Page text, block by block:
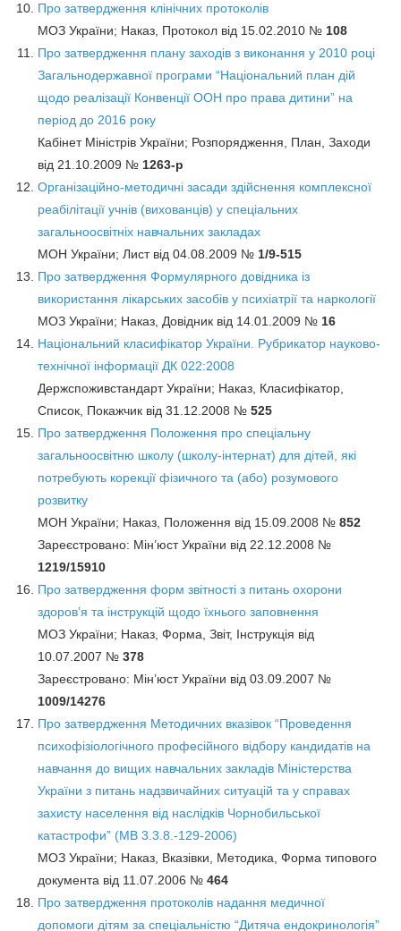
Про затвердження клінічних протоколів
МОЗ України; Наказ, Протокол від 15.02.2010 № 108
Про затвердження плану заходів з виконання у 2010 році
Загальнодержавної програми “Національний план дій
щодо реалізації Конвенції ООН про права дитини” на
період до 2016 року
Кабінет Міністрів України; Розпорядження, План, Заходи
від 21.10.2009 № 1263-р
Організаційно-методичні засади здійснення комплексної
реабілітації учнів (вихованців) у спеціальних
загальноосвітніх навчальних закладах
МОН України; Лист від 04.08.2009 № 1/9-515
Про затвердження Формулярного довідника із
використання лікарських засобів у психіатрії та наркології
МОЗ України; Наказ, Довідник від 14.01.2009 № 16
Національний класифікатор України. Рубрикатор науково-
технічної інформації ДК 022:2008
Держспоживстандарт України; Наказ, Класифікатор,
Список, Покажчик від 31.12.2008 №525
Про затвердження Положення про спеціальну
загальноосвітню школу (школу-інтернат) для дітей, які
потребують корекції фізичного та (або) розумового
розвитку
МОН України; Наказ, Положення від 15.09.2008 №852
Зареєстровано: Мін’юст України від 22.12.2008 №
1219/15910
Про затвердження форм звітності з питань охорони
здоров’я та інструкцій щодо їхнього заповнення
МОЗ України; Наказ, Форма, Звіт, Інструкція від
10.07.2007 №378
Зареєстровано: Мін’юст України від 03.09.2007 №
1009/14276
Про затвердження Методичних вказівок “Проведення
психофізіологічного професійного відбору кандидатів на
навчання до вищих навчальних закладів Міністерства
України з питань надзвичайних ситуацій та у справах
захисту населення від наслідків Чорнобильської
катастрофи” (МВ 3.3.8.-129-2006)
МОЗ України; Наказ, Вказівки, Методика, Форма типового
документа від 11.07.2006 №464
Про затвердження протоколів надання медичної
допомоги дітям за спеціальністю “Дитяча ендокринологія”